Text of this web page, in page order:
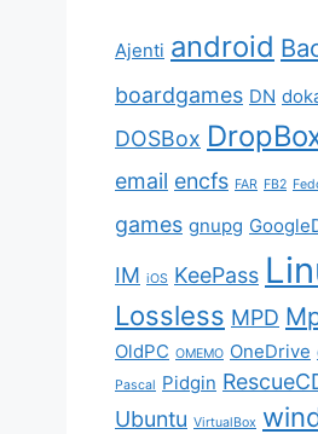
Ajenti android
boardgames DN
DOSBox
email encfs FAR FB2
games gnupg
IM iOS KeePass
Lossless MPD
OldPC OMEMO OneDrive
Pascal Pidgin
Ubuntu VirtualBox